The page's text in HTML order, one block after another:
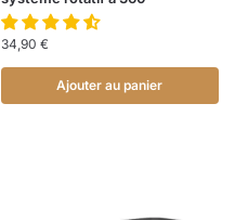
34,90 €
Ajouter au panier